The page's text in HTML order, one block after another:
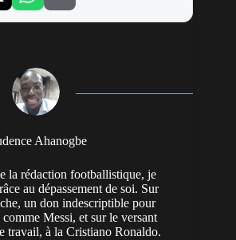
Ahanogbe
la rédaction footballistique, je
au dépassement de soi. Sur
un don indescriptible pour
Messi, et sur le versant
travail, à la Cristiano Ronaldo.